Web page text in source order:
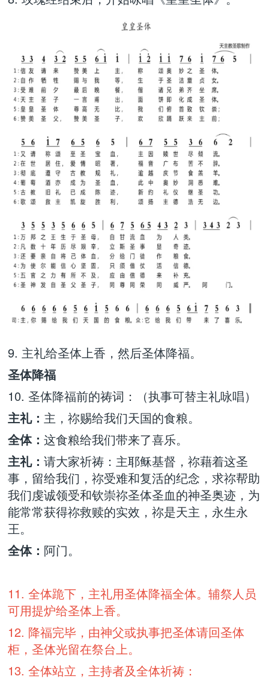
9. 主礼给圣体上香，然后圣体降福。
圣体降福
10. 圣体降福前的祷词：（执事可替主礼咏唱）
主礼： 主，祢赐给我们天国的食粮。
全体： 这食粮给我们带来了喜乐。
主礼： 请大家祈祷：主耶稣基督，祢藉着这圣
事，留给我们，祢受难和复活的纪念，求祢帮助
我们虔诚领受和钦崇祢圣体圣血的神圣奥迹，为
能常常获得祢救赎的实效，祢是天主，永生永
王。
全体： 阿门。
11. 全体跪下，主礼用圣体降福全体。辅祭人员
可用提炉给圣体上香。
12. 降福完毕，由神父或执事把圣体请回圣体
柜，圣体光留在祭台上。
13. 全体站立，主持者及全体祈祷：